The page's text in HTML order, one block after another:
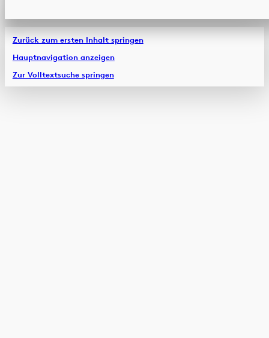
Zurück zum ersten Inhalt springen
Hauptnavigation anzeigen
Zur Volltextsuche springen